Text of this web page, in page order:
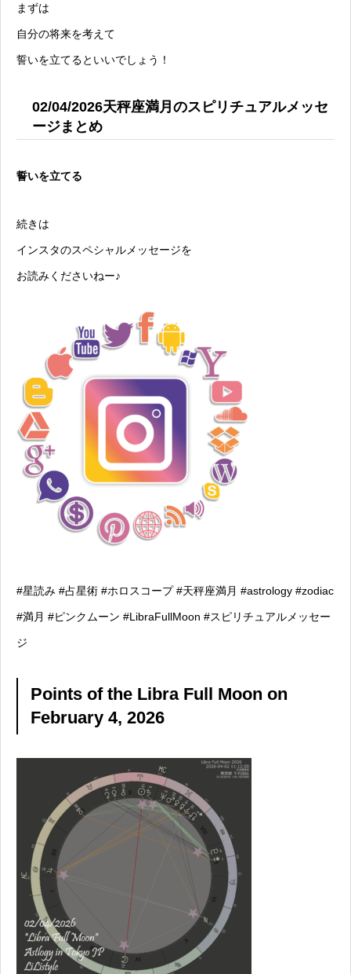
まずは
自分の将来を考えて
誓いを立てるといいでしょう！
02/04/2026天秤座満月のスピリチュアルメッセ
ージまとめ
誓いを立てる
続きは
インスタのスペシャルメッセージを
お読みくださいねー♪
#星読み #占星術 #ホロスコープ #天秤座満月 #astrology #zodiac
#満月 #ピンクムーン #LibraFullMoon #スピリチュアルメッセー
ジ
Points of the Libra Full Moon on
February 4, 2026